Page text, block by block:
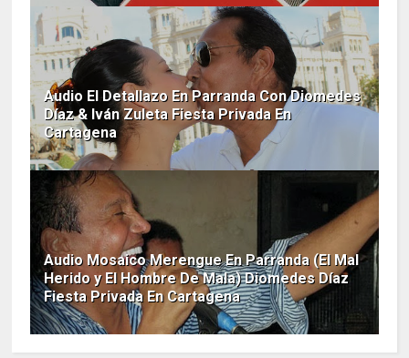
Audio El Detallazo En Parranda Con Diomedes
Díaz & Iván Zuleta Fiesta Privada En
Cartagena
Audio Mosaico Merengue En Parranda (El Mal
Herido y El Hombre De Mala) Diomedes Díaz
Fiesta Privada En Cartagena